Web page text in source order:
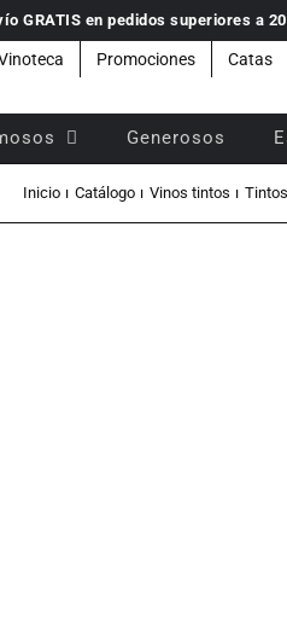
GRATIS en pedidos superiores a
Promociones Catas
Generosos
Inicio Catálogo Vinos tintos